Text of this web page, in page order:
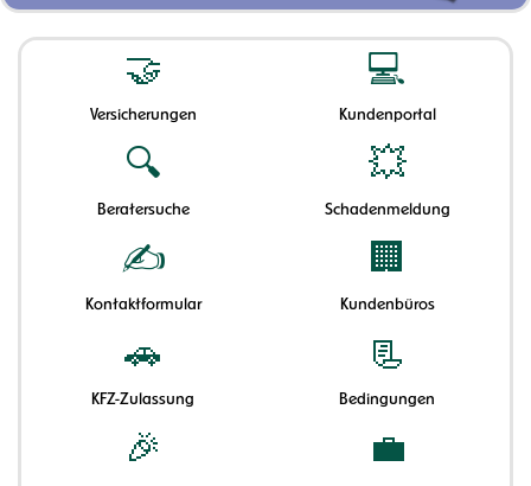
🤝
Versicherungen
💻
Kundenportal
🔍
Beratersuche
💥
Schadenmeldung
✍
Kontaktformular
🏢
Kundenbüros
🚗
KFZ-Zulassung
📃
Bedingungen
🎉 💼